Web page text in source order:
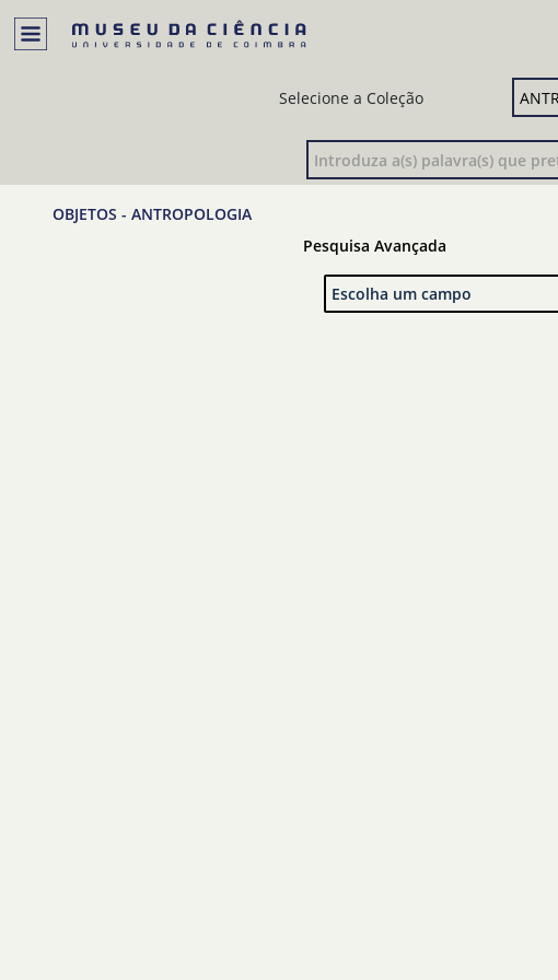
Selecione a Coleção
OBJETOS - ANTROPOLOGIA
Pesquisa Avançada